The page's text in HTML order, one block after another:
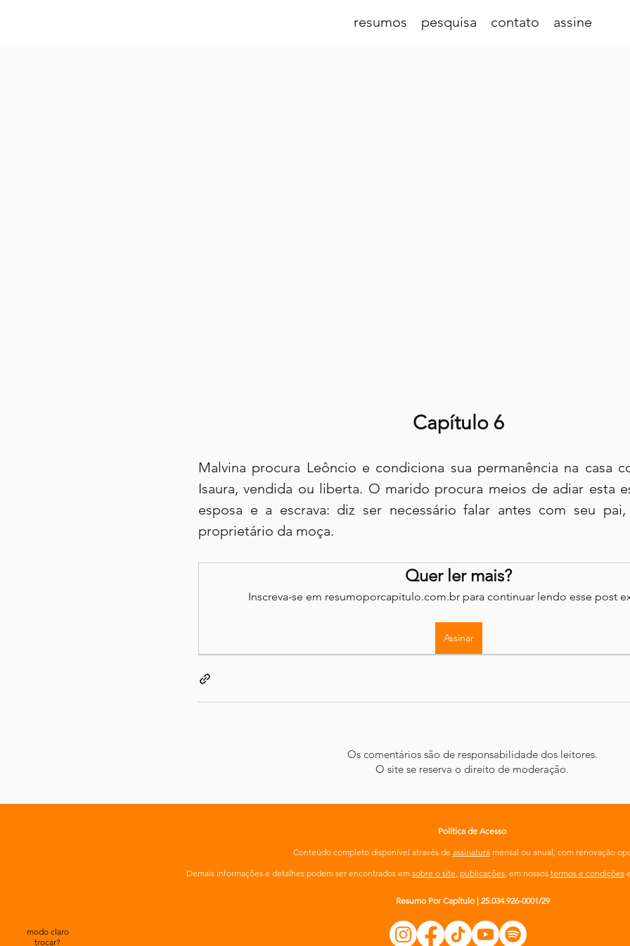
resumos pesquisa contato assine
Capítulo 6
Malvina procura Leôncio e condiciona sua permanência na casa
Isaura, vendida ou liberta. O marido procura meios de adiar esta
esposa e a escrava: diz ser necessário falar antes com seu
proprietário da moça.
Quer ler mais?
Inscreva-se em resumoporcapitulo.com.br para continuar lendo esse post
Assinar
Os comentários são de responsabilidade dos leitores.
O site se reserva o direito de moderação.
modo claro
trocar?
Política de Acesso
Conteúdo completo disponível através de assinaturamensal ou anual, com renovação
Demais informações e detalhes podem ser encontrados em sobre o site, publicações, em nossos termos e condições
Resumo Por Capítulo | 25.034.926-0001/29